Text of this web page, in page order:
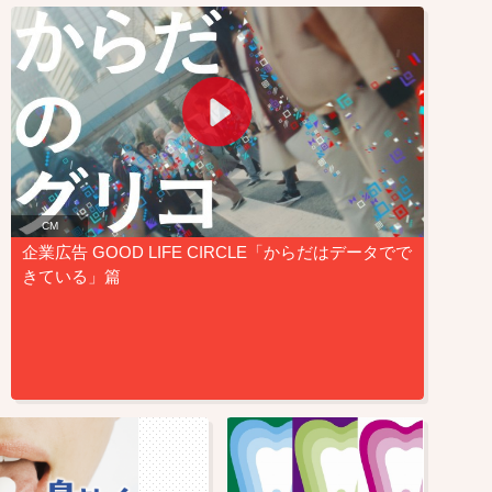
CM
企業広告 GOOD LIFE CIRCLE「からだはデータでで
きている」篇